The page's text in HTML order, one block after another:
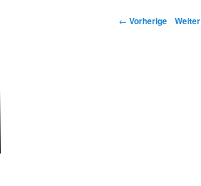
← Vorherige Weiter